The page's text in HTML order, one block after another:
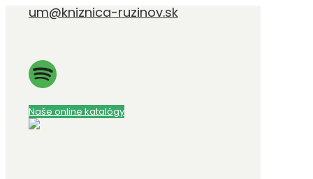
um@kniznica-ruzinov.sk
Naše online katalógy